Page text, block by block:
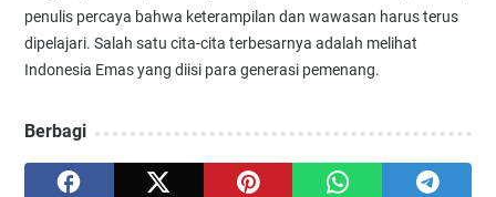
penulis percaya bahwa keterampilan dan wawasan harus terus
dipelajari. Salah satu cita-cita terbesarnya adalah melihat
Indonesia Emas yang diisi para generasi pemenang.
Berbagi